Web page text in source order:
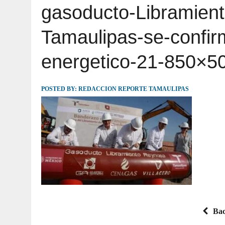
JULIO 30, 2026 TAMAULIPAS TE INVITA A DESCUBRIR EL
gasoducto-
Tamaulipas-se-
energetico-21-
POSTED BY: REDACCION REPORTE TAMAULIPAS